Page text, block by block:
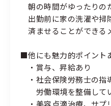
朝の時間がゆったりの
出勤前に家の洗濯や掃
済ませることができる
■他にも魅力的ポイント
・賞与、昇給あり
・社会保険労務士の指
労働環境を整備して
・美容点滴治療、サプ